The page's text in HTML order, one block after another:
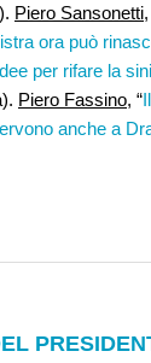
Piero Sansonetti
ora può
per rifare la
Piero Fassino, “
anche a